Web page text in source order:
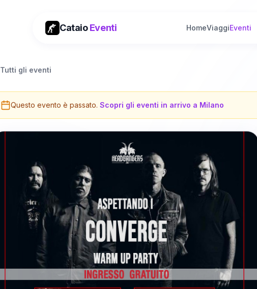
CataioEventi HomeViaggiEventi
Tutti gli eventi
Questo evento è passato. Scopri gli eventi in arrivo a Milano